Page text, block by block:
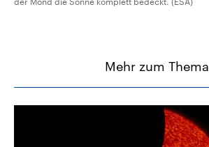
Mehr zum Thema